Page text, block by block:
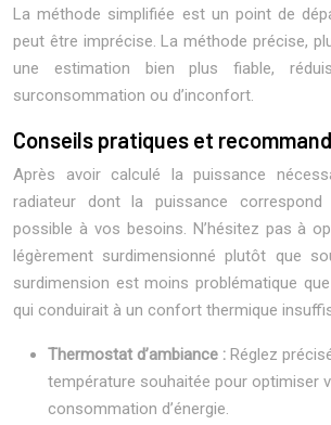
La méthode simplifiée est un point de
peut être imprécise. La méthode précise,
une estimation bien plus fiable,
surconsommation ou d’inconfort.
Conseils pratiques et
Après avoir calculé la puissance
radiateur dont la puissance
possible à vos besoins. N’hésitez pas à
légèrement surdimensionné plutôt que
surdimension est moins problématique
qui conduirait à un confort thermique
Thermostat d’ambiance : Réglez
température souhaitée pour optimiser
consommation d’énergie.